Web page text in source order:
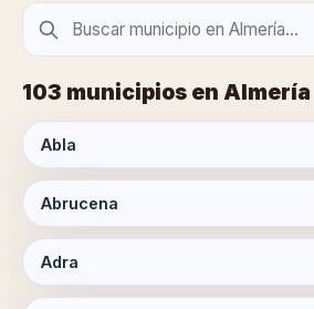
103 municipios en Almería
Abla
Abrucena
Adra